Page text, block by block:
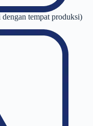
tempat produksi)